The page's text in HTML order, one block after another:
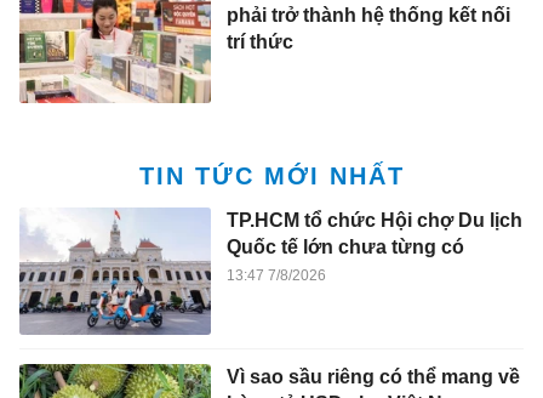
phải trở thành hệ thống kết nối
trí thức
TIN TỨC MỚI NHẤT
TP.HCM tổ chức Hội chợ Du lịch
Quốc tế lớn chưa từng có
13:47 7/8/2026
Vì sao sầu riêng có thể mang về